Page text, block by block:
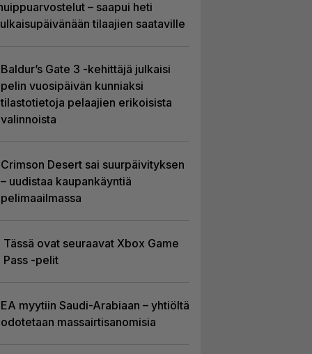
– saapui heti
tilaajien saataville
Baldur’s Gate 3 -kehittäjä julkaisi
pelin vuosipäivän kunniaksi
tilastotietoja pelaajien erikoisista
valinnoista
Crimson Desert sai suurpäivityksen
– uudistaa kaupankäyntiä
pelimaailmassa
Tässä ovat seuraavat Xbox Game
Pass -pelit
EA myytiin Saudi-Arabiaan – yhtiöltä
odotetaan massairtisanomisia